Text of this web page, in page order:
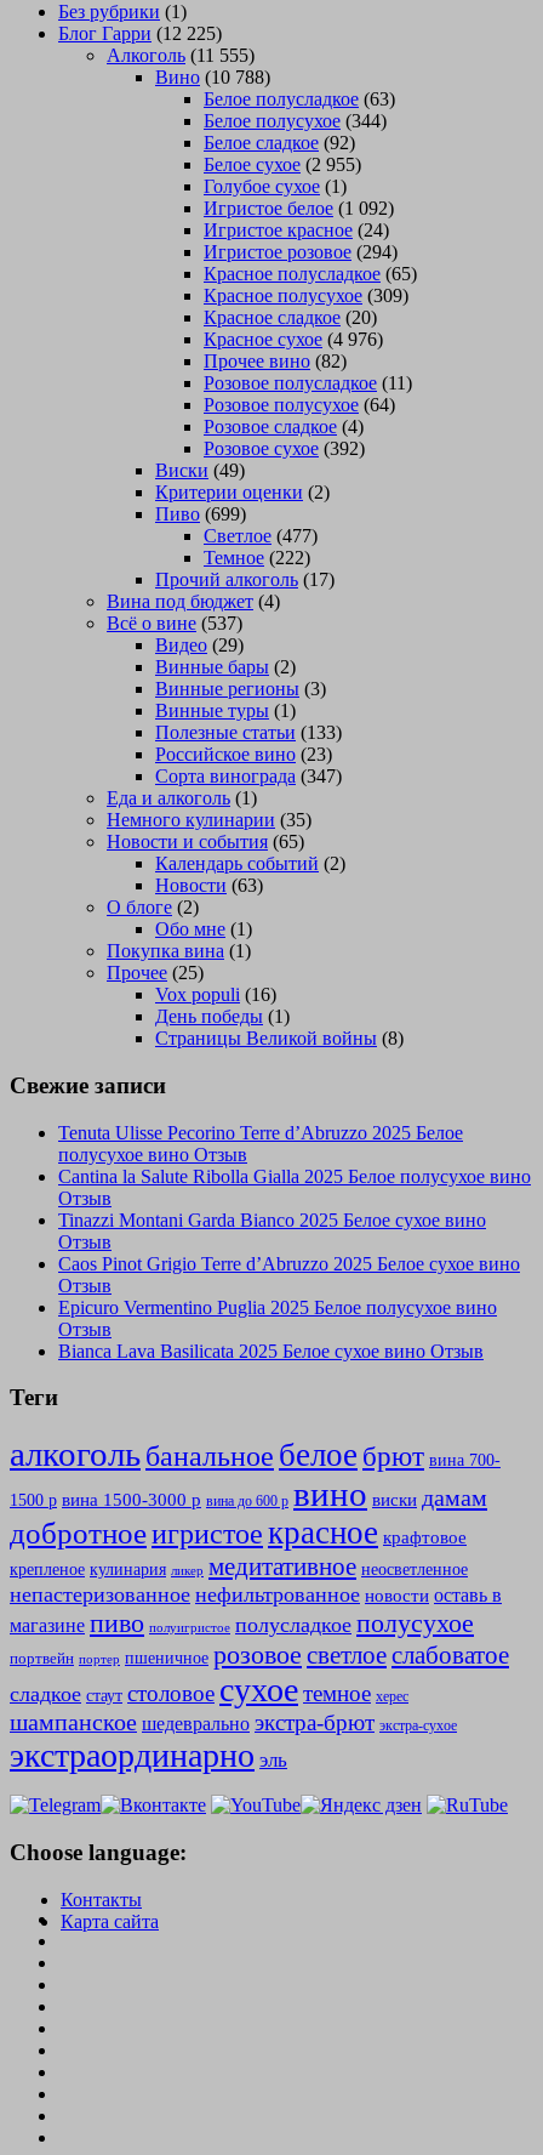
Без рубрики (1)
Блог Гарри (12 225)
Алкоголь (11 555)
Вино (10 788)
Белое полусладкое (63)
Белое полусухое (344)
Белое сладкое (92)
Белое сухое (2 955)
Голубое сухое (1)
Игристое белое (1 092)
Игристое красное (24)
Игристое розовое (294)
Красное полусладкое (65)
Красное полусухое (309)
Красное сладкое (20)
Красное сухое (4 976)
Прочее вино (82)
Розовое полусладкое (11)
Розовое полусухое (64)
Розовое сладкое (4)
Розовое сухое (392)
Виски (49)
Критерии оценки (2)
Пиво (699)
Светлое (477)
Темное (222)
Прочий алкоголь (17)
Вина под бюджет (4)
Всё о вине (537)
Видео (29)
Винные бары (2)
Винные регионы (3)
Винные туры (1)
Полезные статьи (133)
Российское вино (23)
Сорта винограда (347)
Еда и алкоголь (1)
Немного кулинарии (35)
Новости и события (65)
Календарь событий (2)
Новости (63)
О блоге (2)
Обо мне (1)
Покупка вина (1)
Прочее (25)
Vox populi (16)
День победы (1)
Страницы Великой войны (8)
Свежие записи
Tenuta Ulisse Pecorino Terre d’Abruzzo 2025 Белое
полусухое вино Отзыв
Cantina la Salute Ribolla Gialla 2025 Белое полусухое вино
Отзыв
Tinazzi Montani Garda Bianco 2025 Белое сухое вино
Отзыв
Caos Pinot Grigio Terre d’Abruzzo 2025 Белое сухое вино
Отзыв
Epicuro Vermentino Puglia 2025 Белое полусухое вино
Отзыв
Bianca Lava Basilicata 2025 Белое сухое вино Отзыв
Теги
алкогольбанальное белое брют вина 700-
1500 р вина 1500-3000 р вина до 600 р вино виски дамам
добротноеигристоекрасное крафтовое
крепленое кулинария ликер медитативное неосветленное
непастеризованное нефильтрованное новости оставь в
магазине пиво полуигристое полусладкое полусухое
портвейн портер пшеничное розовое светлоеслабоватое
сладкое стаут столовое сухоетемное херес
шампанское шедеврально экстра-брют экстра-сухое
экстраординарно эль
Choose language:
Контакты
Карта сайта